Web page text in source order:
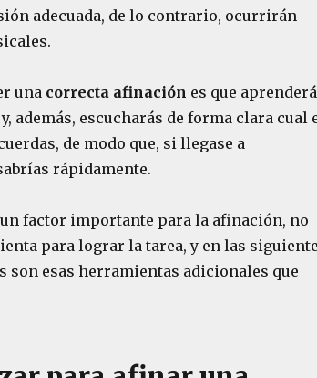
adecuada, de lo contrario, ocurrirán
una correcta afinación es que
además, escucharás de forma clara cual
de modo que, si llegase a
rápidamente.
factor importante para la afinación, no
para lograr la tarea, y en las
son esas herramientas adicionales que